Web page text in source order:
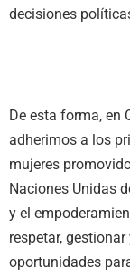
decisiones
De esta forma, en
adherimos a los
mujeres
Naciones Unidas
y el
respetar,
oportunidades